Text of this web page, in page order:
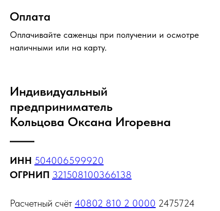
Оплата
Оплачивайте саженцы при получении и осмотре
наличными или на карту.
Индивидуальный
предприниматель
Кольцова Оксана Игоревна
ИНН 504006599920
ОГРНИП 321508100366138
Расчетный счёт 40802 810 2 0000 2475724